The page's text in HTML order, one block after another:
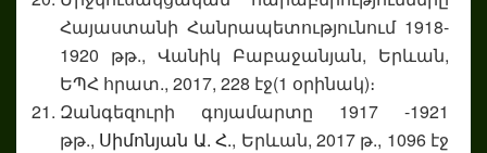
Հայաստանի Հանրապետությունում 1918-
1920 թթ., Վանիկ Բաբաջանյան, Երևան,
ԵՊՀ հրատ., 2017, 228 էջ(1 օրինակ)։
Զանգեզուրի գոյամարտը 1917 -1921
թթ., Սիմոնյան Ա. Հ., Երևան, 2017 թ., 1096 էջ